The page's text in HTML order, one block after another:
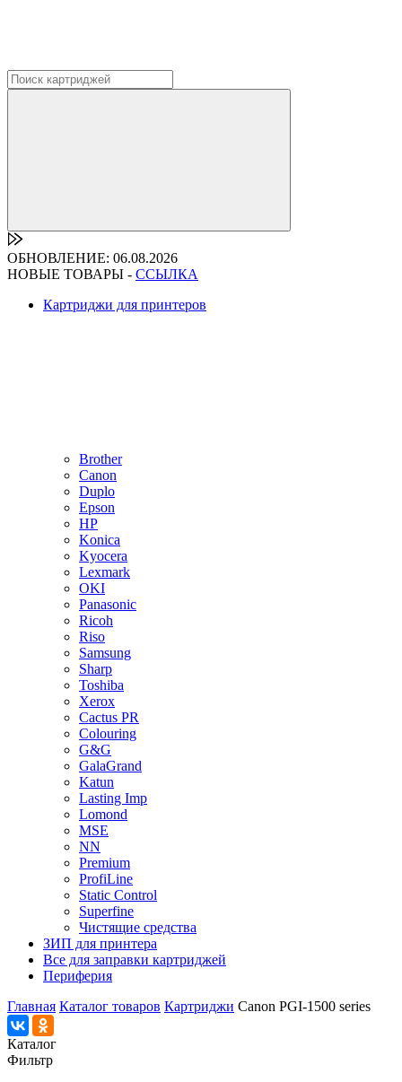
ОБНОВЛЕНИЕ: 06.08.2026
НОВЫЕ ТОВАРЫ - ССЫЛКА
Картриджи для принтеров
Brother
Canon
Duplo
Epson
HP
Konica
Kyocera
Lexmark
OKI
Panasonic
Ricoh
Riso
Samsung
Sharp
Toshiba
Xerox
Cactus PR
Colouring
G&G
GalaGrand
Katun
Lasting Imp
Lomond
MSE
NN
Premium
ProfiLine
Static Control
Superfine
Чистящие средства
ЗИП для принтера
Все для заправки картриджей
Периферия
Главная Каталог товаров Картриджи Canon PGI-1500 series
Каталог
Фильтр